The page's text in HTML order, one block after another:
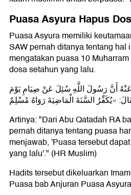
Puasa Asyura Hapus
Puasa Asyura memiliki
SAW pernah ditanya tentang hal
mengatakan puasa 10
dosa setahun yang lalu.
أَنَّ رَسُولَ اللَّهِ سُئِلَ عَنْ صِيَامِ يَوْمَ
Artinya: "Dari Abu Qatadah RA
pernah ditanya tentang puasa
menjawab, 'Puasa tersebut
yang lalu'." (HR Muslim)
Hadits tersebut dikeluarkan
Puasa bab Anjuran Puasa